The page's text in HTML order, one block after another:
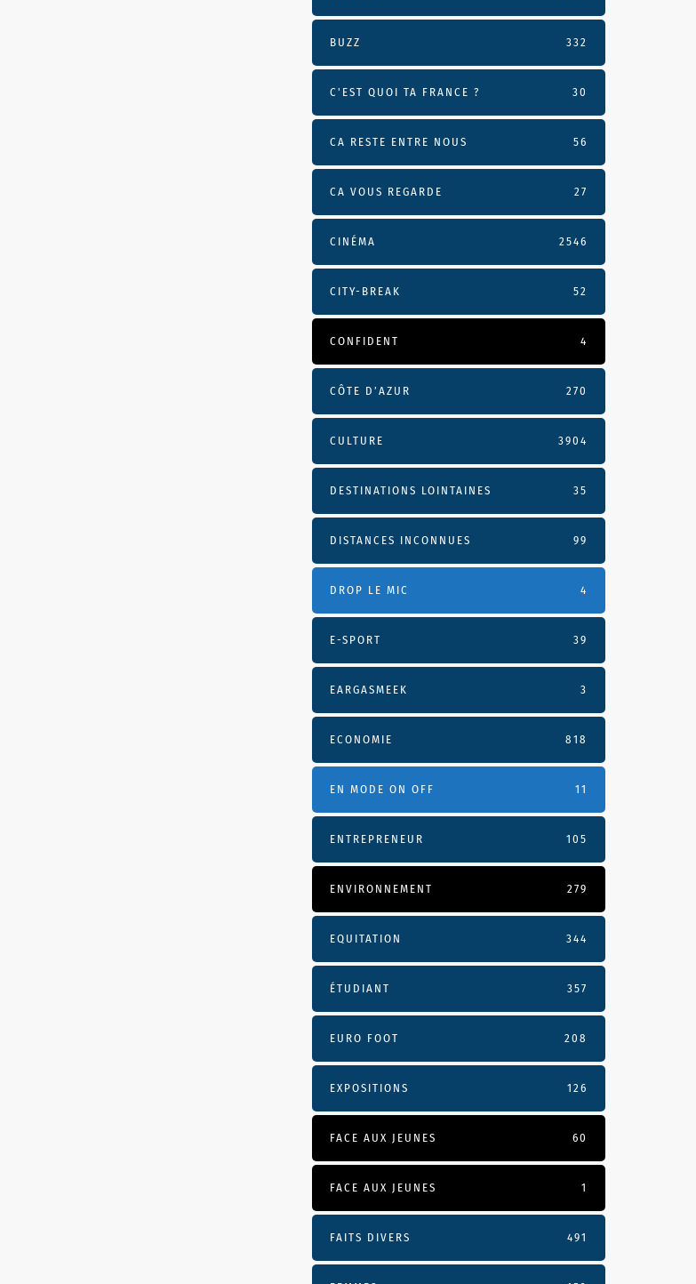
BUZZ 332
C'EST QUOI TA FRANCE ? 30
CA RESTE ENTRE NOUS 56
CA VOUS REGARDE 27
CINÉMA 2546
CITY-BREAK 52
CONFIDENT 4
CÔTE D’AZUR 270
CULTURE 3904
DESTINATIONS LOINTAINES 35
DISTANCES INCONNUES 99
DROP LE MIC 4
E-SPORT 39
EARGASMEEK 3
ECONOMIE 818
EN MODE ON OFF 11
ENTREPRENEUR 105
ENVIRONNEMENT 279
EQUITATION 344
ÉTUDIANT 357
EURO FOOT 208
EXPOSITIONS 126
FACE AUX JEUNES 60
FACE AUX JEUNES 1
FAITS DIVERS 491